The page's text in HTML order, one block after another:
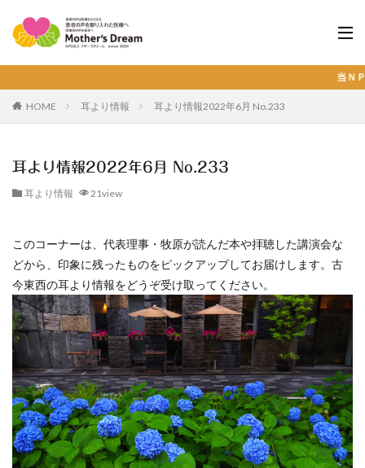
当ＮＰＯ法人の活動
HOME 耳より情報 耳より情報2022年6月 No.233
耳より情報2022年6月 No.233
耳より情報 21view
このコーナーは、代表理事・牧原が読んだ本や拝聴した講演会な
どから、印象に残ったものをピックアップしてお届けします。古
今東西の耳より情報をどうぞ受け取ってください。